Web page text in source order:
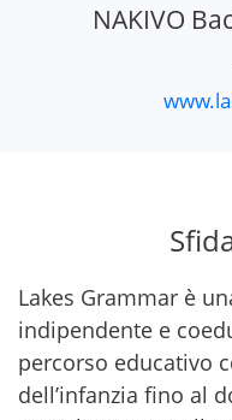
NAKIVO
Lakes Grammar è
indipendente e
percorso educativo
dell’infanzia fino al